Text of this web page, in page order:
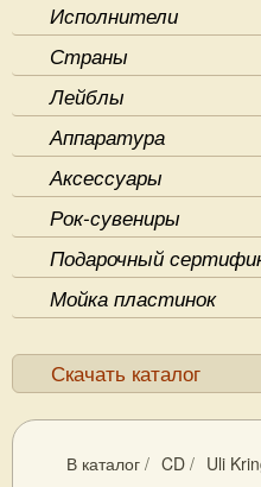
Исполнители
Страны
Лейблы
Аппаратура
Аксессуары
Рок-сувениры
Подарочный
Мойка пластинок
Скачать каталог
В каталог / CD / Uli